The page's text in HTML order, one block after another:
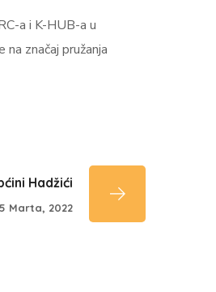
a i K-HUB-a u
značaj pružanja
Hadžići
Marta, 2022